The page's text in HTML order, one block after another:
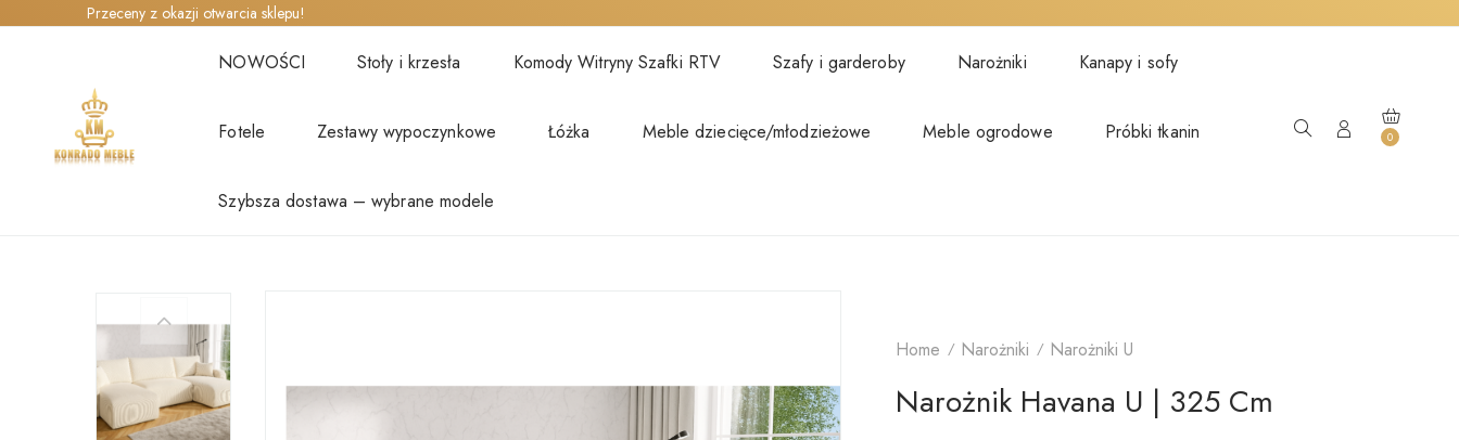
Przeceny z okazji otwarcia sklepu!
NOWOŚCI Stoły i krzesła Komody Witryny Szafki RTV Szafy i garderoby Narożniki Kanapy i sofy
Fotele Zestawy wypoczynkowe Łóżka Meble dziecięce/młodzieżowe Meble ogrodowe Próbki tkanin
Szybsza dostawa – wybrane modele
0
Home Narożniki Narożniki U
Narożnik Havana U | 325 Cm